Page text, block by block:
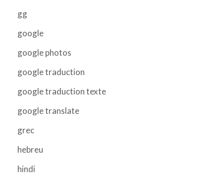
gg
google
google photos
google traduction
google traduction texte
google translate
grec
hebreu
hindi